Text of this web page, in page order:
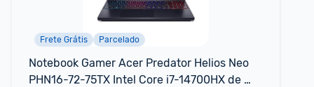
Frete Grátis Parcelado
Notebook Gamer Acer Predator Helios Neo
PHN16-72-75TX Intel Core i7-14700HX de